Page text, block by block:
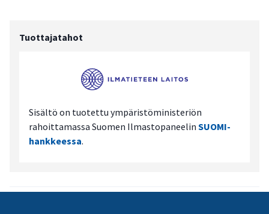
Tuottajatahot
Sisältö on tuotettu ympäristöministeriön
rahoittamassa Suomen Ilmastopaneelin SUOMI-
hankkeessa.